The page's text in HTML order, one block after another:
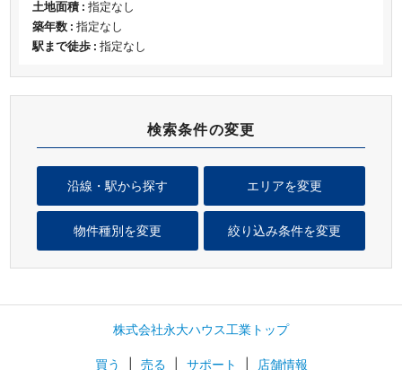
検索条件の変更
エリアを変更
沿線・駅から探す
物件種別を変更 絞り込み条件を変更
土地面積 : 指定なし
築年数 : 指定なし
駅まで徒歩 : 指定なし
株式会社永大ハウス工業トップ
買う 売る サポート 店舗情報